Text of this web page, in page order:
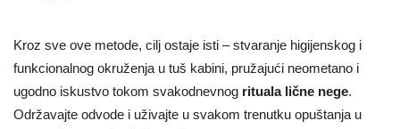
Kroz sve ove metode, cilj ostaje isti – stvaranje higijenskog i
funkcionalnog okruženja u tuš kabini, pružajući neometano i
ugodno iskustvo tokom svakodnevnog rituala lične nege.
Održavajte odvode i uživajte u svakom trenutku opuštanja u